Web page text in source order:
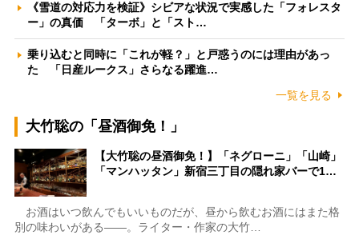
《雪道の対応力を検証》シビアな状況で実感した「フォレスタ
ー」の真価 「ターボ」と「スト…
乗り込むと同時に「これが軽？」と戸惑うのには理由があっ
た 「日産ルークス」さらなる躍進…
一覧を見る
大竹聡の「昼酒御免！」
【大竹聡の昼酒御免！】「ネグローニ」「山崎」
「マンハッタン」新宿三丁目の隠れ家バーで1…
お酒はいつ飲んでもいいものだが、昼から飲むお酒にはまた格
別の味わいがある――。ライター・作家の大竹…